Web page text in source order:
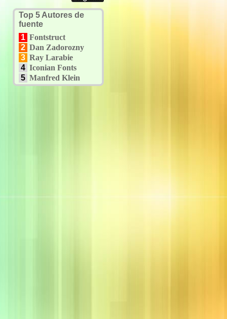
Top 5 Autores de
fuente
1 Fontstruct
2 Dan Zadorozny
3 Ray Larabie
4 Iconian Fonts
5 Manfred Klein